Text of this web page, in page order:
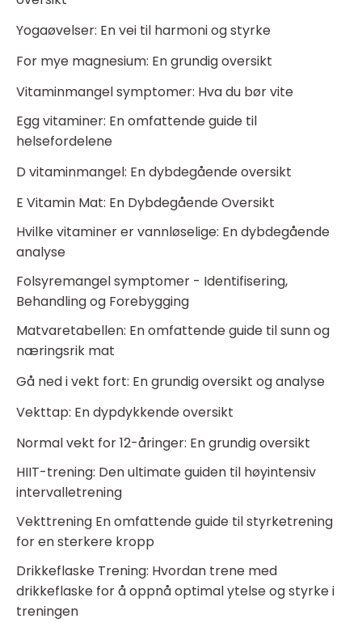
Yogaøvelser: En vei til harmoni og styrke
For mye magnesium: En grundig oversikt
Vitaminmangel symptomer: Hva du bør vite
Egg vitaminer: En omfattende guide til
helsefordelene
D vitaminmangel: En dybdegående oversikt
E Vitamin Mat: En Dybdegående Oversikt
Hvilke vitaminer er vannløselige: En dybdegående
analyse
Folsyremangel symptomer - Identifisering,
Behandling og Forebygging
Matvaretabellen: En omfattende guide til sunn og
næringsrik mat
Gå ned i vekt fort: En grundig oversikt og analyse
Vekttap: En dypdykkende oversikt
Normal vekt for 12-åringer: En grundig oversikt
HIIT-trening: Den ultimate guiden til høyintensiv
intervalletrening
Vekttrening En omfattende guide til styrketrening
for en sterkere kropp
Drikkeflaske Trening: Hvordan trene med
drikkeflaske for å oppnå optimal ytelse og styrke i
treningen